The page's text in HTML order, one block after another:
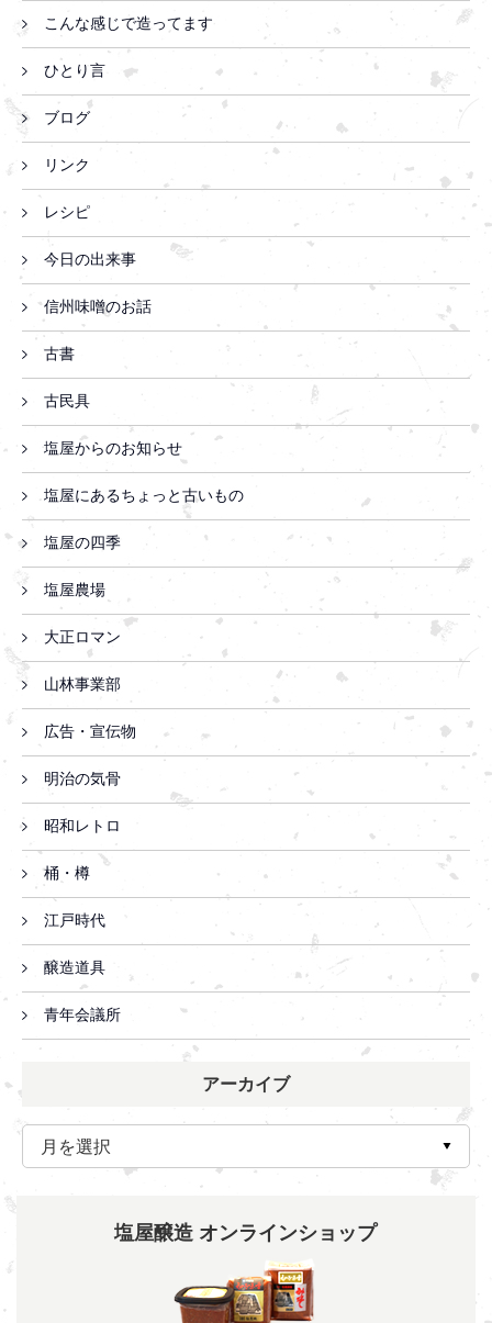
こんな感じで造ってます
ひとり言
ブログ
リンク
レシピ
今日の出来事
信州味噌のお話
古書
古民具
塩屋からのお知らせ
塩屋にあるちょっと古いもの
塩屋の四季
塩屋農場
大正ロマン
山林事業部
広告・宣伝物
明治の気骨
昭和レトロ
桶・樽
江戸時代
醸造道具
青年会議所
アーカイブ
塩屋醸造 オンラインショップ